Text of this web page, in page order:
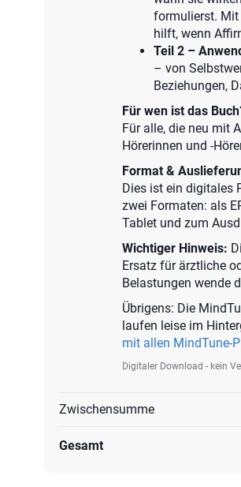
formulierst. Mit
hilft, wenn
Teil 2 –
– von
Beziehungen,
Für wen ist das
Für alle, die neu mit
Hörerinnen und -
Format &
Dies ist ein digitales
zwei Formaten: als
Tablet und zum
Wichtiger Hinweis:
Ersatz für ärztliche
Belastungen wende
Übrigens: Die
laufen leise im
mit allen MindTune-
Digitaler Download - kein
Zwischensumme
Gesamt